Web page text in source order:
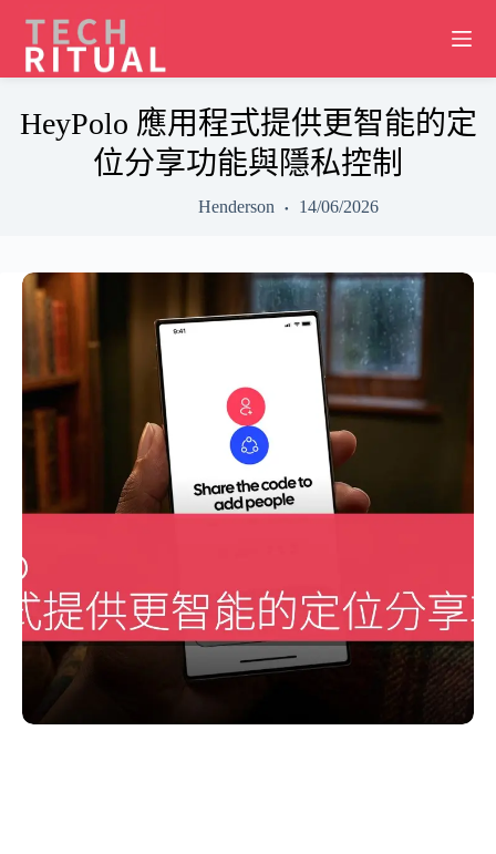
content
HeyPolo 應用程式提供更智能的定
位分享功能與隱私控制
Henderson 14/06/2026